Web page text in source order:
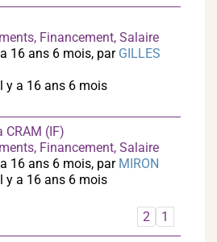
Financement, Salaire
16 ans 6 mois, par GILLES
y a 16 ans 6 mois
CRAM (IF)
Financement, Salaire
16 ans 6 mois, par MIRON
y a 16 ans 6 mois
1
2